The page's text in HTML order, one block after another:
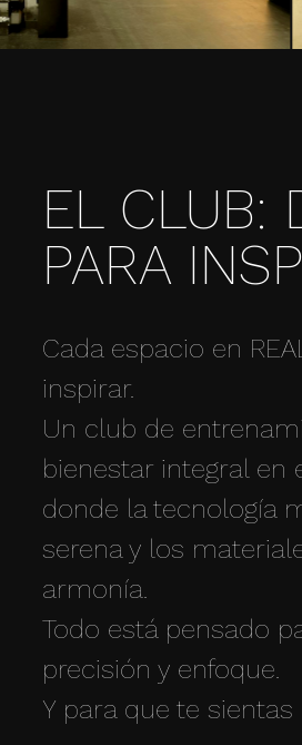
EL CLUB:
PARA
Cada espacio en
inspirar.
Un club de
bienestar integral en
donde la tecnología
serena y los
armonía.
Todo está pensado
precisión y enfoque.
Y para que te